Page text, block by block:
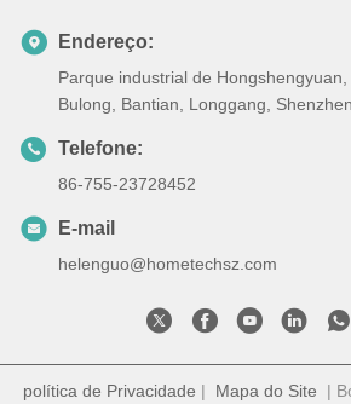
Endereço:
Parque industrial de
Bulong, Bantian, Longgang,
Telefone:
86-755-23728452
E-mail
helenguo@hometechsz.com
política de Privacidade | Mapa do Site |